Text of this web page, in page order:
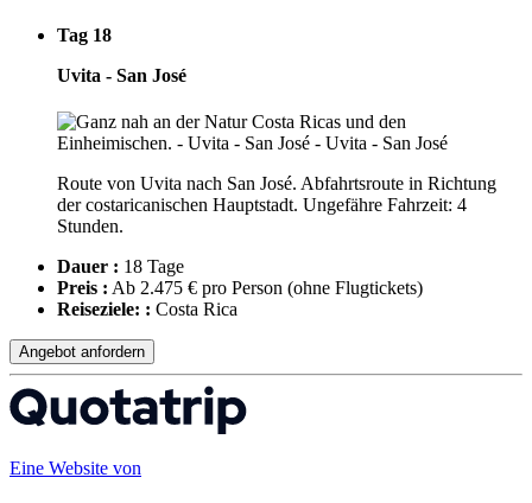
Tag 18
Uvita - San José
Route von Uvita nach San José. Abfahrtsroute in Richtung
der costaricanischen Hauptstadt. Ungefähre Fahrzeit: 4
Stunden.
Dauer : 18 Tage
Preis : Ab 2.475 € pro Person (ohne Flugtickets)
Reiseziele: : Costa Rica
Angebot anfordern
Eine Website von